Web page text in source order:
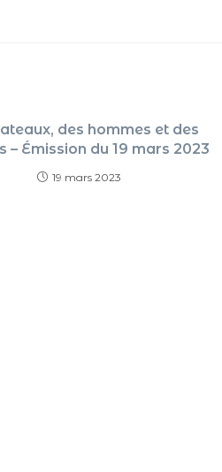
des hommes et des
– Émission du 19 mars 2023
19 mars 2023